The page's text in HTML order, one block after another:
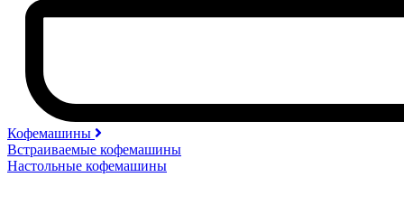
Кофемашины
Встраиваемые кофемашины
Настольные кофемашины